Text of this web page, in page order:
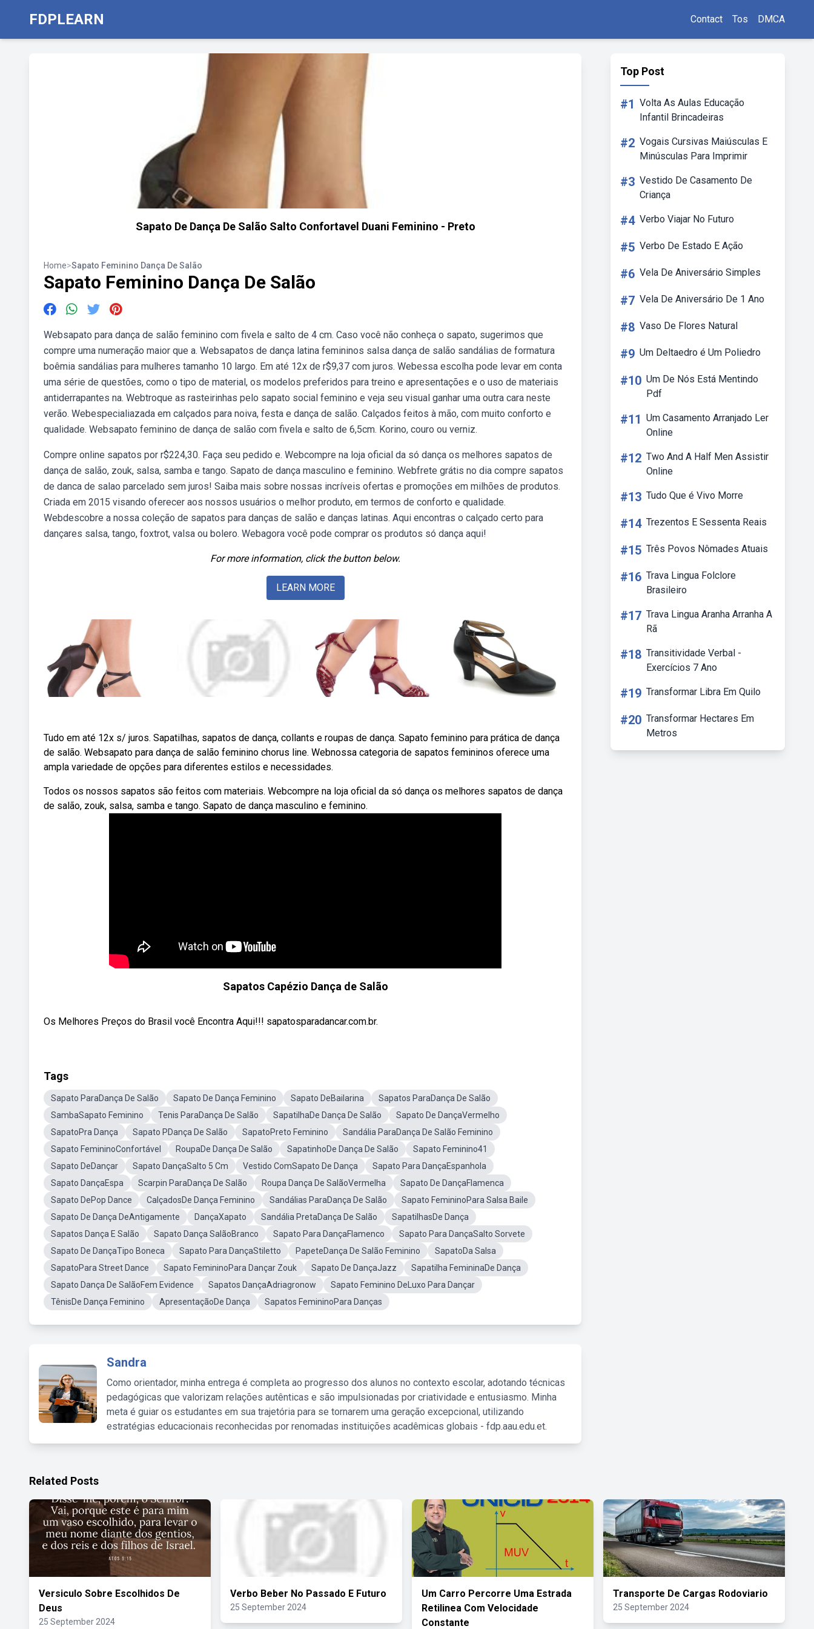
FDPLEARN Contact Tos DMCA
Sapato De Dança De Salão Salto Confortavel Duani Feminino - Preto
Home>Sapato Feminino Dança De Salão
Sapato Feminino Dança De Salão
Websapato para dança de salão feminino com fivela e salto de 4 cm. Caso você não conheça o sapato, sugerimos que
compre uma numeração maior que a. Websapatos de dança latina femininos salsa dança de salão sandálias de formatura
boêmia sandálias para mulheres tamanho 10 largo. Em até 12x de r$9,37 com juros. Webessa escolha pode levar em conta
uma série de questões, como o tipo de material, os modelos preferidos para treino e apresentações e o uso de materiais
antiderrapantes na. Webtroque as rasteirinhas pelo sapato social feminino e veja seu visual ganhar uma outra cara neste
verão. Webespecialiazada em calçados para noiva, festa e dança de salão. Calçados feitos à mão, com muito conforto e
qualidade. Websapato feminino de dança de salão com fivela e salto de 6,5cm. Korino, couro ou verniz.
Compre online sapatos por r$224,30. Faça seu pedido e. Webcompre na loja oficial da só dança os melhores sapatos de
dança de salão, zouk, salsa, samba e tango. Sapato de dança masculino e feminino. Webfrete grátis no dia compre sapatos
de danca de salao parcelado sem juros! Saiba mais sobre nossas incríveis ofertas e promoções em milhões de produtos.
Criada em 2015 visando oferecer aos nossos usuários o melhor produto, em termos de conforto e qualidade.
Webdescobre a nossa coleção de sapatos para danças de salão e danças latinas. Aqui encontras o calçado certo para
dançares salsa, tango, foxtrot, valsa ou bolero. Webagora você pode comprar os produtos só dança aqui!
For more information, click the button below.
LEARN MORE
Tudo em até 12x s/ juros. Sapatilhas, sapatos de dança, collants e roupas de dança. Sapato feminino para prática de dança
de salão. Websapato para dança de salão feminino chorus line. Webnossa categoria de sapatos femininos oferece uma
ampla variedade de opções para diferentes estilos e necessidades.
Todos os nossos sapatos são feitos com materiais. Webcompre na loja oficial da só dança os melhores sapatos de dança
de salão, zouk, salsa, samba e tango. Sapato de dança masculino e feminino.
Sapatos Capézio Dança de Salão
Os Melhores Preços do Brasil você Encontra Aqui!!! sapatosparadancar.com.br.
Tags
Sapato ParaDança De Salão Sapato De Dança Feminino Sapato DeBailarina
Sapatos ParaDança De Salão
SambaSapato Feminino
Tenis ParaDança De Salão SapatilhaDe Dança De Salão
Sapato De DançaVermelho
SapatoPra Dança
Sapato PDança De Salão SapatoPreto Feminino
Sandália ParaDança De Salão Feminino
Sapato FemininoConfortável
RoupaDe Dança De Salão SapatinhoDe Dança De Salão
Sapato Feminino41
Sapato DeDançar
Sapato DançaSalto 5 Cm Vestido ComSapato De Dança
Sapato Para DançaEspanhola
Sapato DançaEspa
Scarpin ParaDança De Salão Roupa Dança De SalãoVermelha
Sapato De DançaFlamenca
Sapato DePop Dance
CalçadosDe Dança Feminino Sandálias ParaDança De Salão
Sapato FemininoPara Salsa Baile
Sapato De Dança DeAntigamente
DançaXapato Sandália PretaDança De Salão
SapatilhasDe Dança
Sapatos Dança E Salão
Sapato Dança SalãoBranco Sapato Para DançaFlamenco
Sapato Para DançaSalto Sorvete
Sapato De DançaTipo Boneca
Sapato Para DançaStiletto PapeteDança De Salão Feminino
SapatoDa Salsa
SapatoPara Street Dance
Sapato FemininoPara Dançar Zouk Sapato De DançaJazz
Sapatilha FemininaDe Dança
Sapato Dança De SalãoFem Evidence
Sapatos DançaAdriagronow
Sapato Feminino DeLuxo Para Dançar
TênisDe Dança Feminino
ApresentaçãoDe Dança Sapatos FemininoPara Danças
Sandra
Como orientador, minha entrega é completa ao progresso dos alunos no contexto escolar, adotando técnicas
pedagógicas que valorizam relações autênticas e são impulsionadas por criatividade e entusiasmo. Minha
meta é guiar os estudantes em sua trajetória para se tornarem uma geração excepcional, utilizando
estratégias educacionais reconhecidas por renomadas instituições acadêmicas globais - fdp.aau.edu.et.
Top Post
#1 Volta As Aulas Educação
Infantil Brincadeiras
#2 Vogais Cursivas Maiúsculas E
Minúsculas Para Imprimir
#3 Vestido De Casamento De
Criança
#4 Verbo Viajar No Futuro
#5 Verbo De Estado E Ação
#6 Vela De Aniversário Simples
#7 Vela De Aniversário De 1 Ano
#8 Vaso De Flores Natural
#9 Um Deltaedro é Um Poliedro
#10 Um De Nós Está Mentindo
Pdf
#11 Um Casamento Arranjado Ler
Online
#12 Two And A Half Men Assistir
Online
#13 Tudo Que é Vivo Morre
#14 Trezentos E Sessenta Reais
#15 Três Povos Nômades Atuais
#16 Trava Lingua Folclore
Brasileiro
#17 Trava Lingua Aranha Arranha A
Rã
#18 Transitividade Verbal -
Exercícios 7 Ano
#19 Transformar Libra Em Quilo
#20 Transformar Hectares Em
Metros
Related Posts
Versiculo Sobre Escolhidos De
Deus
25 September 2024
Verbo Beber No Passado E Futuro
25 September 2024
Um Carro Percorre Uma Estrada
Retilinea Com Velocidade
Constante
Transporte De Cargas Rodoviario
25 September 2024